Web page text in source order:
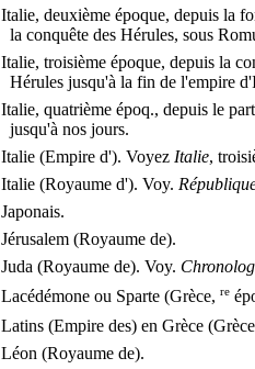
Italie, deuxième époque, depuis la
la conquête des Hérules, sous
Italie, troisième époque, depuis la
Hérules jusqu'à la fin de l'empire
Italie, quatrième époq., depuis le
jusqu'à nos jours.
Italie (Empire d'). Voyez Italie,
Italie (Royaume d'). Voy.
Japonais.
Jérusalem (Royaume de).
Juda (Royaume de). Voy.
Lacédémone ou Sparte (Grèce, re
Latins (Empire des) en Grèce
Léon (Royaume de).